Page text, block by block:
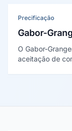
Precificação
Gabor-
O Gabor-
aceitação de